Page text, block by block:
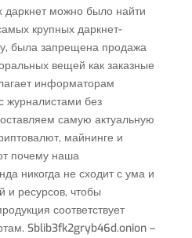
можно было найти
крупных даркнет-
была запрещена продажа
вещей как заказные
информаторам
журналистами без
самую актуальную
майнинге и
почему наша
никогда не сходит с ума и
и ресурсов, чтобы
соответствует
Sblib3fk2gryb46d.onion –